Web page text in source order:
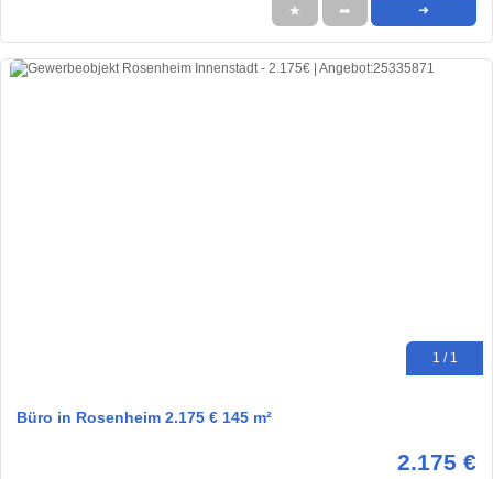
★ ➦ ➜
1 / 1
Büro in Rosenheim 2.175 € 145 m²
2.175 €